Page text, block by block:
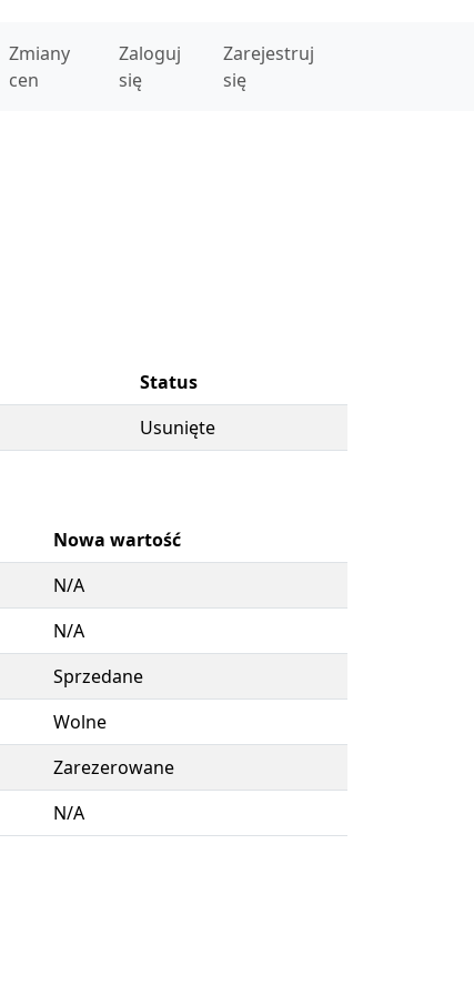
Zmiany
cen
Zaloguj
się
Zarejestruj
się
Status
Usunięte
Nowa wartość
N/A
N/A
Sprzedane
Wolne
Zarezerowane
N/A